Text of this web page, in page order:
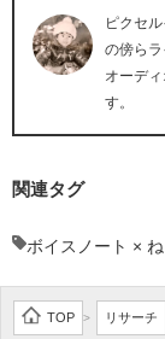
ピクセ
の傍ら
オーデ
す。
関連タグ
ボイスノート ×
TOP > リサーチ